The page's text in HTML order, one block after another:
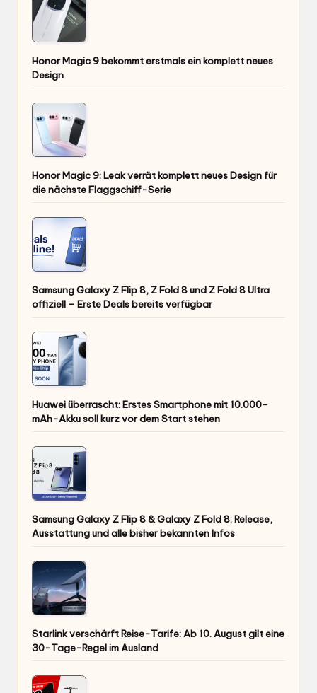
Honor Magic 9 bekommt erstmals ein komplett neues
Design
Honor Magic 9: Leak verrät komplett neues Design für
die nächste Flaggschiff-Serie
Samsung Galaxy Z Flip 8, Z Fold 8 und Z Fold 8 Ultra
offiziell – Erste Deals bereits verfügbar
Huawei überrascht: Erstes Smartphone mit 10.000-
mAh-Akku soll kurz vor dem Start stehen
Samsung Galaxy Z Flip 8 & Galaxy Z Fold 8: Release,
Ausstattung und alle bisher bekannten Infos
Starlink verschärft Reise-Tarife: Ab 10. August gilt eine
30-Tage-Regel im Ausland